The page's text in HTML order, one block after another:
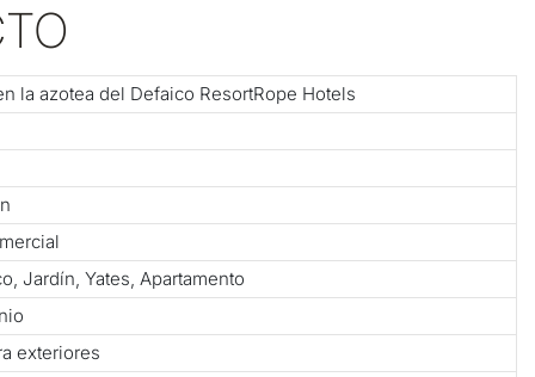
la azotea del Defaico ResortRope Hotels
Jardín, Yates, Apartamento
exteriores